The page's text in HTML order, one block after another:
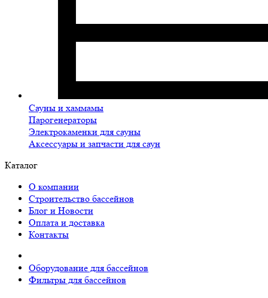
Сауны и хаммамы
Парогенераторы
Электрокаменки для сауны
Аксессуары и запчасти для саун
Каталог
О компании
Строительство бассейнов
Блог и Новости
Оплата и доставка
Контакты
Оборудование для бассейнов
Фильтры для бассейнов